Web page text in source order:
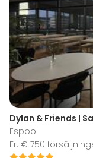
Dylan & Friends |
Espoo
Fr. € 750